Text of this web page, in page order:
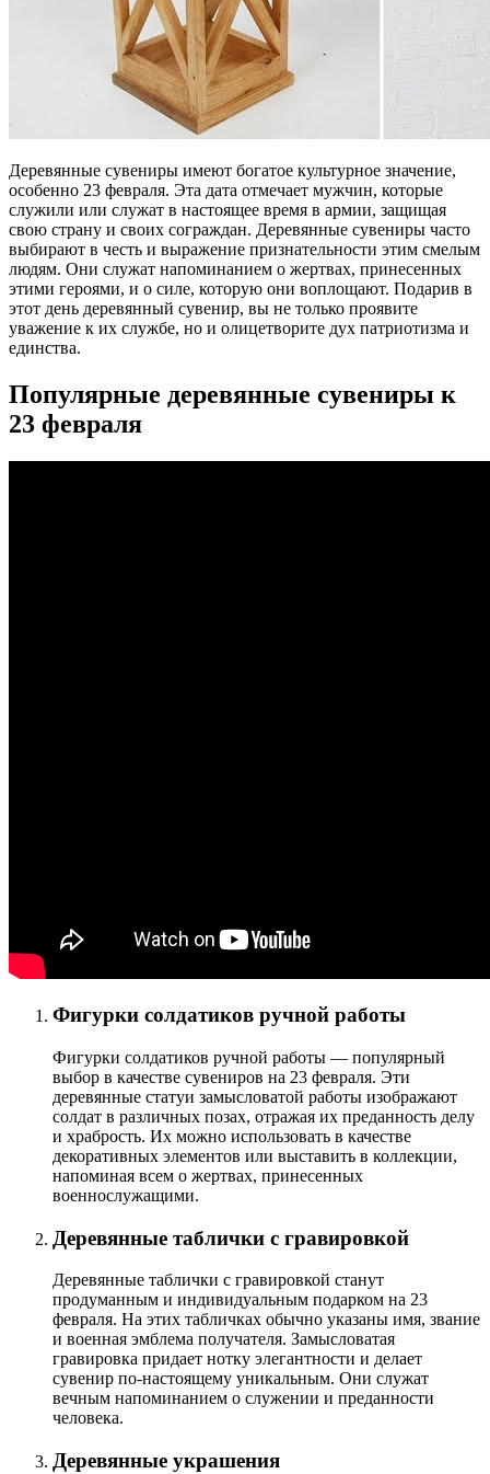
Деревянные сувениры имеют богатое культурное значение,
особенно 23 февраля. Эта дата отмечает мужчин, которые
служили или служат в настоящее время в армии, защищая
свою страну и своих сограждан. Деревянные сувениры часто
выбирают в честь и выражение признательности этим смелым
людям. Они служат напоминанием о жертвах, принесенных
этими героями, и о силе, которую они воплощают. Подарив в
этот день деревянный сувенир, вы не только проявите
уважение к их службе, но и олицетворите дух патриотизма и
единства.
Популярные деревянные сувениры к
23 февраля
Фигурки солдатиков ручной работы
Фигурки солдатиков ручной работы — популярный
выбор в качестве сувениров на 23 февраля. Эти
деревянные статуи замысловатой работы изображают
солдат в различных позах, отражая их преданность делу
и храбрость. Их можно использовать в качестве
декоративных элементов или выставить в коллекции,
напоминая всем о жертвах, принесенных
военнослужащими.
Деревянные таблички с гравировкой
Деревянные таблички с гравировкой станут
продуманным и индивидуальным подарком на 23
февраля. На этих табличках обычно указаны имя, звание
и военная эмблема получателя. Замысловатая
гравировка придает нотку элегантности и делает
сувенир по-настоящему уникальным. Они служат
вечным напоминанием о служении и преданности
человека.
Деревянные украшения